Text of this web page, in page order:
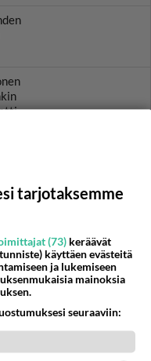
tarjotaksemme
(73) keräävät
käyttäen evästeitä
ja lukemiseen
mainoksia
seuraaviin: